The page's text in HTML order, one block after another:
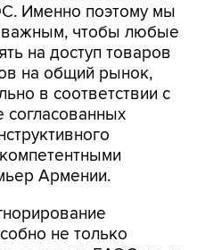
на доступ товаров
на общий рынок,
в соответствии с
Армении.
развитие ЕАЭС, но и
к нему со